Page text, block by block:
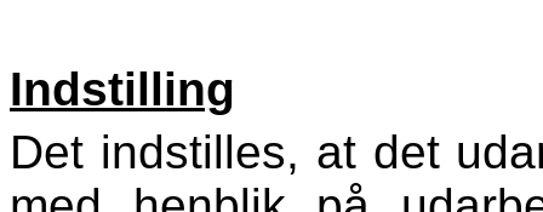
Indstilling
Det indstilles, at det